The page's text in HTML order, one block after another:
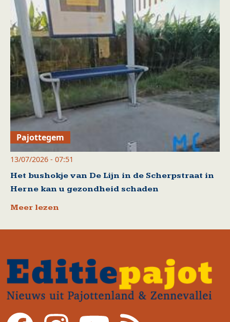
Pajottegem
13/07/2026 - 07:51
Het bushokje van De Lijn in de Scherpstraat in
Herne kan u gezondheid schaden
Meer lezen